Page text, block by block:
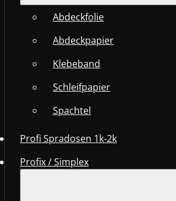
Abdeckfolie
Abdeckpapier
Klebeband
Schleifpapier
Spachtel
Profi Spradosen 1k-2k
Profix / Simplex